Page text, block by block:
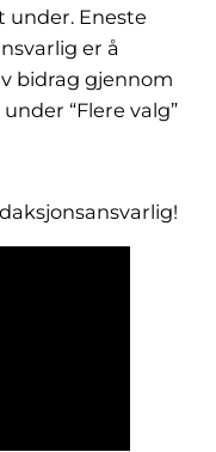
under. Eneste
er å
bidrag gjennom
“Flere valg”